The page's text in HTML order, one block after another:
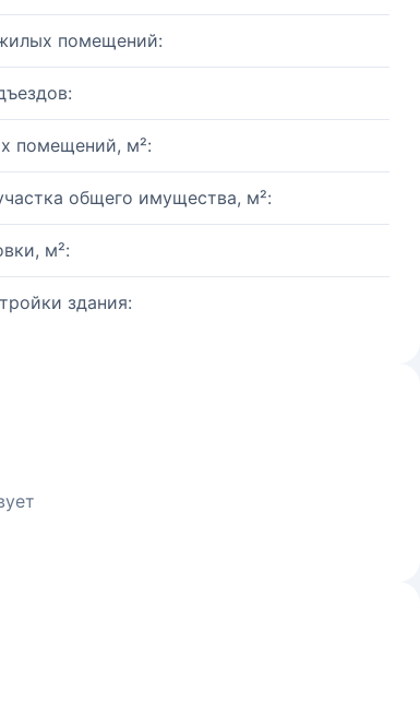
помещений:
помещений, м²:
общего имущества, м²:
м²:
здания: